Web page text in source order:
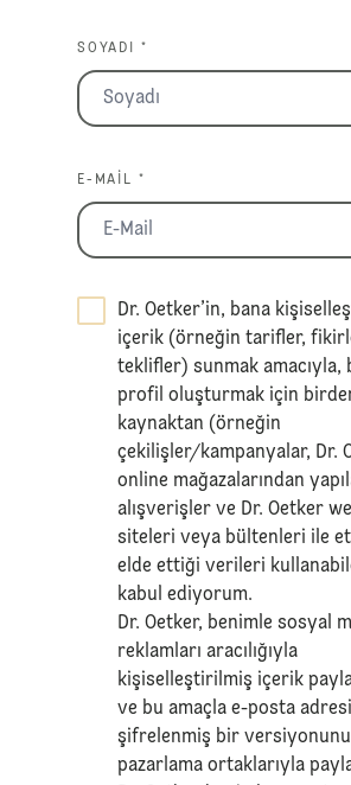
SOYADI *
E-MAIL *
Dr. Oetker’in, bana
içerik (örneğin tarifler,
teklifler) sunmak amacıyla,
profil oluşturmak için
kaynaktan (örneğin
çekilişler/kampanyalar, Dr.
online mağazalarından
alışverişler ve Dr. Oetker
siteleri veya bültenleri ile
elde ettiği verileri
kabul ediyorum.
Dr. Oetker, benimle sosyal
reklamları aracılığıyla
kişiselleştirilmiş içerik
ve bu amaçla e-posta
şifrelenmiş bir versiyonunu
pazarlama ortaklarıyla